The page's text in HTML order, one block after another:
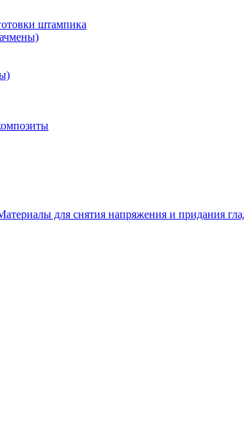
штампика
для снятия напряжения и придания